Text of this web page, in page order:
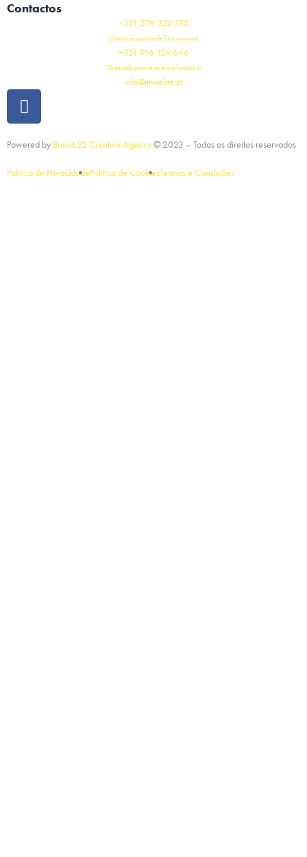
Contactos
+351 276 322 135
Chamada para rede fixa nacional
+351 916 124 646
Chamada para rede móvel nacional
info@imoelite.pt
Powered by Brand 22 Creative Agency© 2023 – Todos os direitos reservados
Política de PrivacidadePolítica de CookiesTermos e Condições